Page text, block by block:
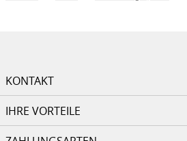
KONTAKT
IHRE VORTEILE